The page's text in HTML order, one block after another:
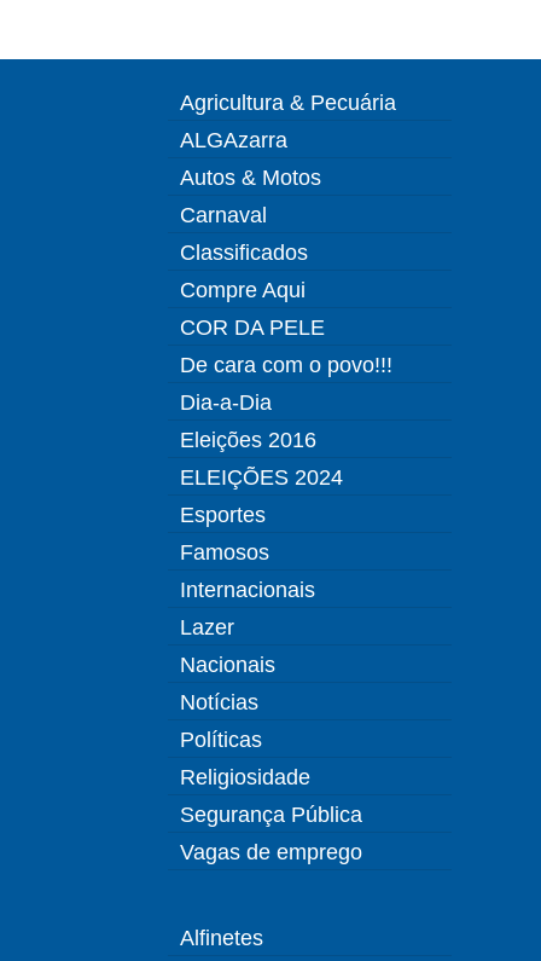
Agricultura & Pecuária
ALGAzarra
Autos & Motos
Carnaval
Classificados
Compre Aqui
COR DA PELE
De cara com o povo!!!
Dia-a-Dia
Eleições 2016
ELEIÇÕES 2024
Esportes
Famosos
Internacionais
Lazer
Nacionais
Notícias
Políticas
Religiosidade
Segurança Pública
Vagas de emprego
Alfinetes